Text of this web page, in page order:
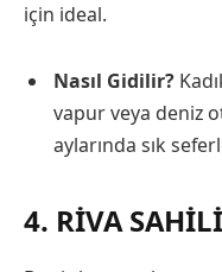
için ideal.
Nasıl Gidilir?
vapur veya deniz
aylarında sık
4. RIVA SAHILI